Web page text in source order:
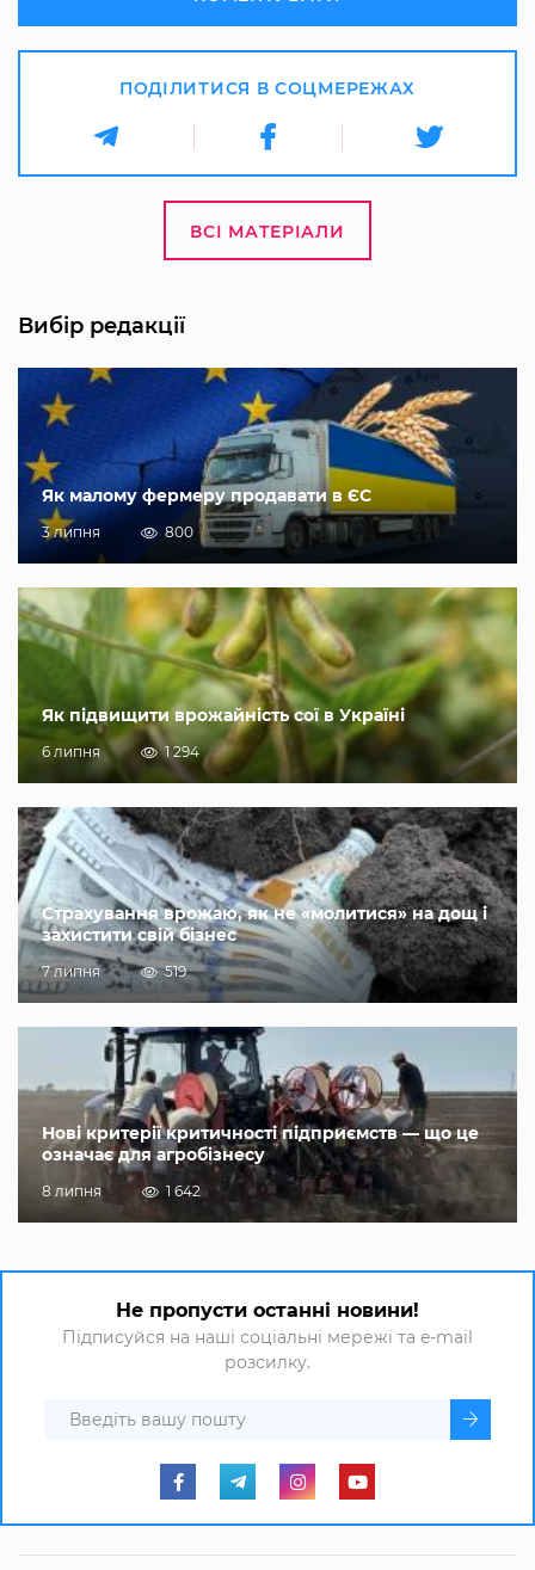
ПОДІЛИТИСЯ В СОЦМЕРЕЖАХ
ВСІ МАТЕРІАЛИ
Вибір редакції
Як малому фермеру продавати в ЄС
3 липня 800
Як підвищити врожайність сої в Україні
6 липня 1 294
Страхування врожаю, як не «молитися» на дощ і
захистити свій бізнес
7 липня 519
Нові критерії критичності підприємств — що це
означає для агробізнесу
8 липня 1 642
Не пропусти останні новини!
Підписуйся на наші соціальні мережі та e-mail
розсилку.